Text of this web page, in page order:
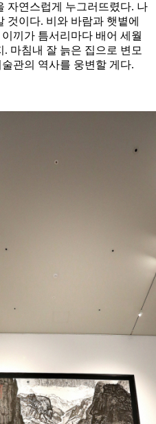
자연스럽게 누그러뜨렸다. 나
것이다. 비와 바람과 햇볕에
끼가 틈서리마다 배어 세월
마침내 잘 늙은 집으로 변모
관의 역사를 웅변할 게다.